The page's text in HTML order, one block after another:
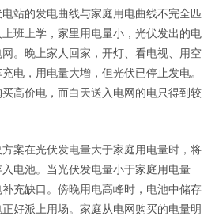
站的发电曲线与家庭用电曲线不完全匹
班上学，家里用电量小，光伏发出的电
。晚上家人回家，开灯、看电视、用空
电，用电量大增，但光伏已停止发电。
高价电，而白天送入电网的电只得到较
方案在光伏发电量大于家庭用电量时，将
电池。当光伏发电量小于家庭用电量
充缺口。傍晚用电高峰时，电池中储存
好派上用场。家庭从电网购买的电量明